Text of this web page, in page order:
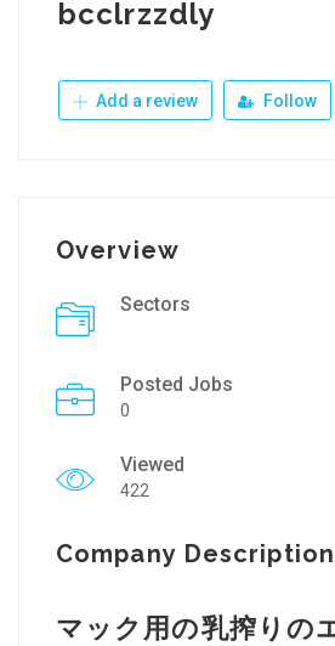
bcclrzzdly
Add a review Follow
Overview
Sectors
Posted Jobs
0
Viewed
422
Company Description
マック用の乳搾りの